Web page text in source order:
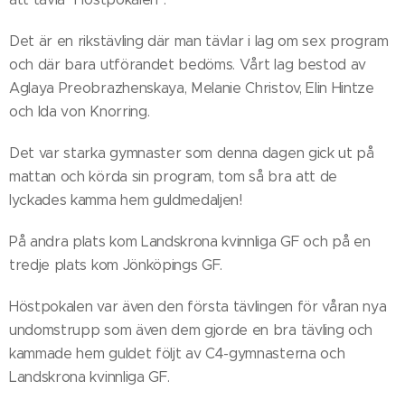
Det är en rikstävling där man tävlar i lag om sex program
och där bara utförandet bedöms. Vårt lag bestod av
Aglaya Preobrazhenskaya, Melanie Christov, Elin Hintze
och Ida von Knorring.
Det var starka gymnaster som denna dagen gick ut på
mattan och körda sin program, tom så bra att de
lyckades kamma hem guldmedaljen!
På andra plats kom Landskrona kvinnliga GF och på en
tredje plats kom Jönköpings GF.
Höstpokalen var även den första tävlingen för våran nya
undomstrupp som även dem gjorde en bra tävling och
kammade hem guldet följt av C4-gymnasterna och
Landskrona kvinnliga GF.